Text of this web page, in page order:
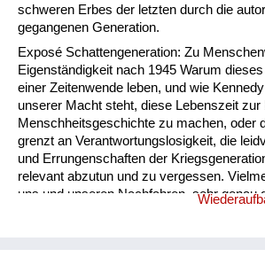
schweren Erbes der letzten durch die
gegangenen Generation.
Exposé Schattengeneration: Zu
Eigenständigkeit nach 1945 Warum
einer Zeitenwende leben, und wie
unserer Macht steht, diese Lebenszeit zur
Menschheitsgeschichte zu machen, oder
grenzt an Verantwortungslosigkeit, die
und Errungenschaften der
relevant abzutun und zu vergessen.
uns und unseren Nachfahren, sehr genau
was von dem schweren Erbe der letzten
Erziehung gegangenen Generation wir